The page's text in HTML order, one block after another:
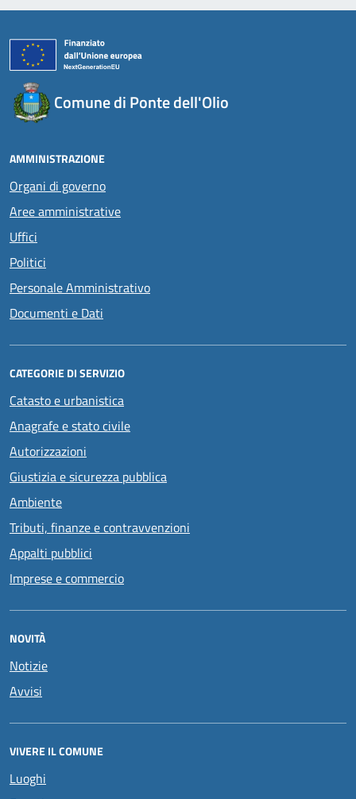
Comune di Ponte dell'Olio
AMMINISTRAZIONE
Organi di governo
Aree amministrative
Uffici
Politici
Personale Amministrativo
Documenti e Dati
CATEGORIE DI SERVIZIO
Catasto e urbanistica
Anagrafe e stato civile
Autorizzazioni
Giustizia e sicurezza pubblica
Ambiente
Tributi, finanze e contravvenzioni
Appalti pubblici
Imprese e commercio
NOVITÀ
Notizie
Avvisi
VIVERE IL COMUNE
Luoghi